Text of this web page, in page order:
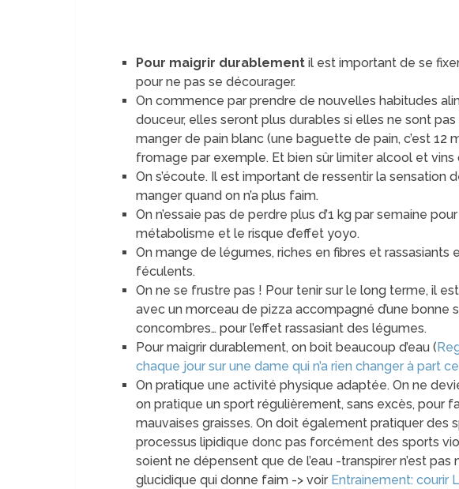
Pour maigrir durablementil est important de se
pour ne pas se décourager.
On commence par prendre de nouvelles habitudes
douceur, elles seront plus durables si elles ne sont
manger de pain blanc (une baguette de pain, c’est 12
fromage par exemple. Et bien sûr limiter alcool et vins
On s’écoute. Il est important de ressentir la sensation
manger quand on n’a plus faim.
On n’essaie pas de perdre plus d’1 kg par semaine
métabolisme et le risque d’effet yoyo.
On mange de légumes, riches en fibres et rassasiants
féculents.
On ne se frustre pas ! Pour tenir sur le long terme, il
avec un morceau de pizza accompagné d’une bonne
concombres… pour l’effet rassasiant des légumes.
Pour maigrir durablement, on boit beaucoup d’eau (
chaque jour sur une dame qui n’a rien changer à part
On pratique une activité physique adaptée. On ne
on pratique un sport régulièrement, sans excès, pour
mauvaises graisses. On doit également pratiquer des
processus lipidique donc pas forcément des sports
soient ne dépensent que de l’eau -transpirer n’est pas
glucidique qui donne faim -> voir Entrainement: courir